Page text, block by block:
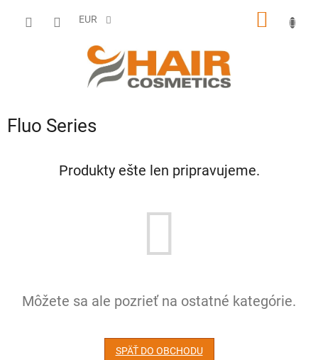
EUR
Fluo Series
Produkty ešte len pripravujeme.
Môžete sa ale pozrieť na ostatné kategórie.
SPÄŤ DO OBCHODU